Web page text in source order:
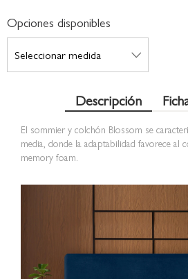
Opciones disponibles
Descripción
El sommier y colchón Blossom se
media, donde la adaptabilidad favorece al
memory foam.